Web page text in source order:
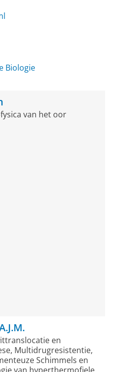
Biologie
van het oor
en
Multidrugresistentie,
Schimmels en